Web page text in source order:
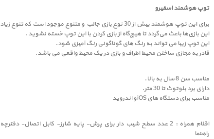
توپ هوشمند اسفیرو
برای این توپ هوشمند بیش از 30 نوع بازی جالب و متنوع موجود است که تنوع زیاد
این بازی‌ها باعث می‌گردد تا هیچ‌گاه از بازی کردن با این توپ خسته نشوید .
این توپ زیبا می تواند به رنگ های گوناگونی رنگ آمیزی شود.
قادر به مجازی ساختن محیط اطراف و بازی در یک محیط واقعی می باشد.
مناسب سن 8 سال به بالا.
دارای برد بلوتوث تا 30 متر.
مناسب برای دستگاه های iOS و اندروید
اقلام همراه : 2 عدد سطح شیب دار برای پرش- پایه شارز- کابل اتصال- دفترچه
راهنما